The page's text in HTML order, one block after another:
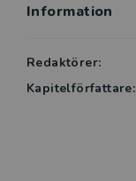
det vårdande
Boken riktar sig
sjuksköterska,
och
Boken kan
studerande på
Information
Redaktörer:
Kapitelförfattare: